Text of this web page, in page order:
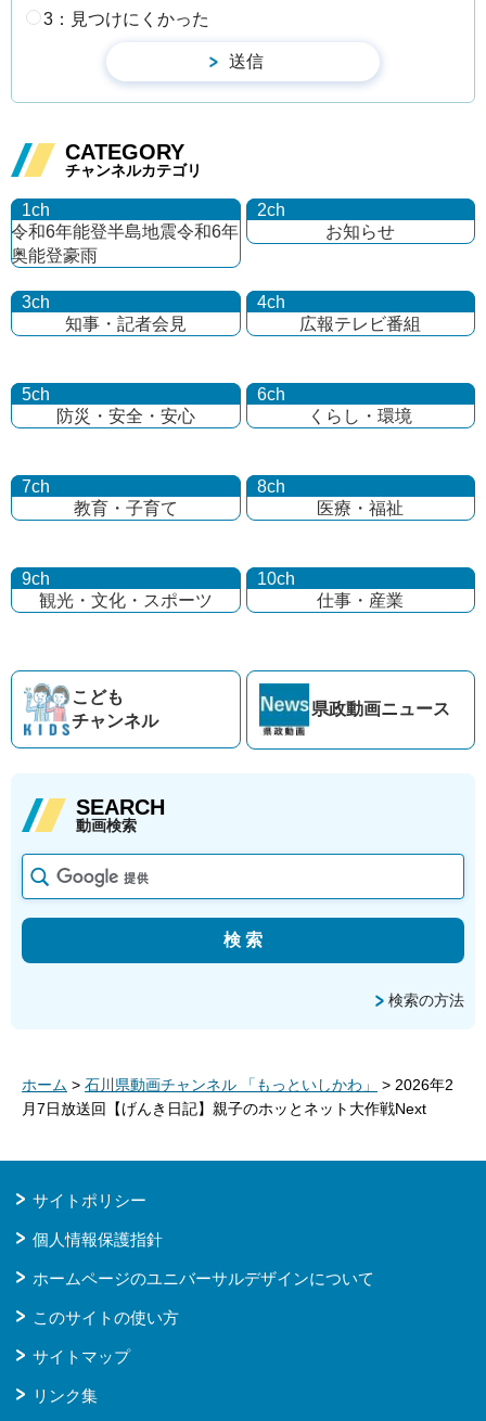
3：見つけにくかった
CATEGORY
チャンネルカテゴリ
1ch
令和6年能登半島地震令和6年
奥能登豪雨
2ch
お知らせ
3ch
知事・記者会見
4ch
広報テレビ番組
5ch
防災・安全・安心
6ch
くらし・環境
7ch
教育・子育て
8ch
医療・福祉
9ch
観光・文化・ スポーツ
10ch
仕事・産業
こども
チャンネル
県政動画ニュース
SEARCH
動画検索
検索の方法
ホーム > 石川県動画チャンネル 「もっといしかわ」
> 2026年2
月7日放送回【げんき日記】親子のホッとネット大作戦Next
サイトポリシー
個人情報保護指針
ホームページのユニバーサルデザインについて
このサイトの使い方
サイトマップ
リンク集